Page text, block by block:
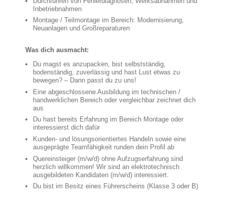
Inbetriebnahmen
Montage / Teilmontage im Bereich: Modernisierung,
Neuanlagen und Großreparaturen
Was dich ausmacht:
Du magst es anzupacken, bist selbstständig,
bodenständig, zuverlässig und hast Lust etwas zu
bewegen? – Dann passt du zu uns!
Eine abgeschlossene Ausbildung im technischen /
handwerklichen Bereich oder vergleichbar zeichnet dich
aus
Du hast bereits Erfahrung im Bereich Montage oder
interessierst dich dafür
Kunden- und lösungsorientiertes Handeln sowie eine
ausgeprägte Teamfähigkeit runden dein Profil ab
Quereinsteiger (m/w/d) ohne Aufzugserfahrung sind
herzlich willkommen! Wir sind an elektrotechnisch
ausgebildeten Kandidaten (m/w/d) interessiert.
Du bist im Besitz eines Führerscheins (Klasse 3 oder B)